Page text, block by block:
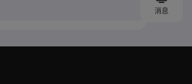
消息